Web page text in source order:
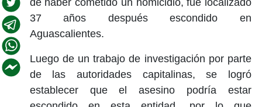
37 años después escondido en
Aguascalientes.
Luego de un trabajo de investigación por parte
de las autoridades capitalinas, se logró
establecer que el asesino podría estar